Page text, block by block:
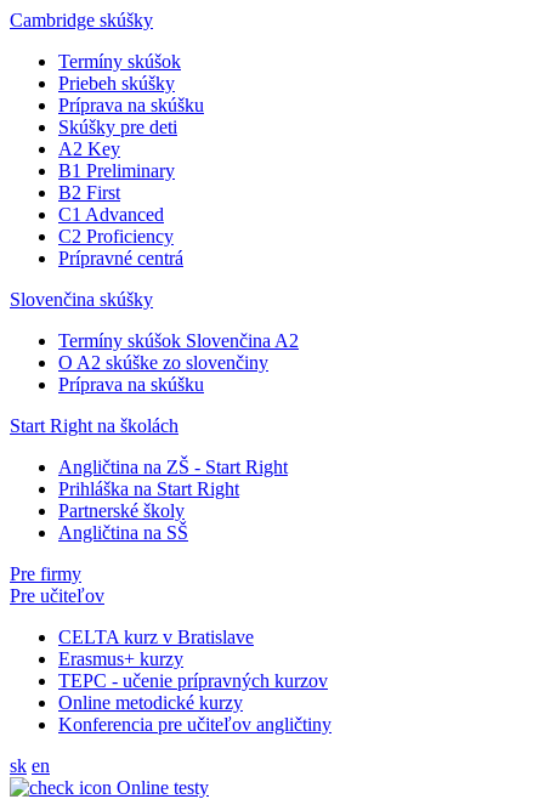
Cambridge skúšky
Termíny skúšok
Priebeh skúšky
Príprava na skúšku
Skúšky pre deti
A2 Key
B1 Preliminary
B2 First
C1 Advanced
C2 Proficiency
Prípravné centrá
Slovenčina skúšky
Termíny skúšok Slovenčina A2
O A2 skúške zo slovenčiny
Príprava na skúšku
Start Right na školách
Angličtina na ZŠ - Start Right
Prihláška na Start Right
Partnerské školy
Angličtina na SŠ
Pre firmy
Pre učiteľov
CELTA kurz v Bratislave
Erasmus+ kurzy
TEPC - učenie prípravných kurzov
Online metodické kurzy
Konferencia pre učiteľov angličtiny
sk en
Online testy